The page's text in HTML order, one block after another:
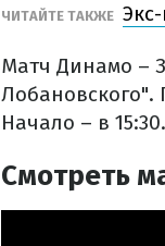
ЧИТАЙТЕ ТАКЖЕ
Матч Динамо –
Лобановского".
Начало – в 15:30.
Смотреть